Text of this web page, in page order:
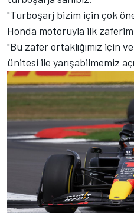
"Turboşarj bizim için çok
Honda motoruyla ilk
"Bu zafer ortaklığımız için
ünitesi ile yarışabilmemiz